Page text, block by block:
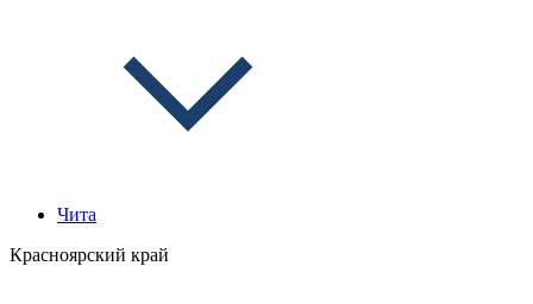
Чита
Красноярский край